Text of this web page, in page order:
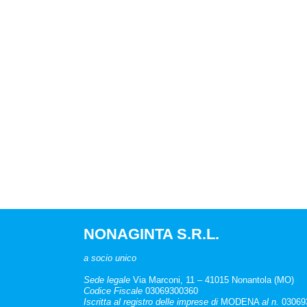
NONAGINTA S.R.L.
a socio unico
Sede legale Via Marconi, 11 – 41015 Nonantola (MO)
Codice Fiscale 03069300360
Iscritta al registro delle imprese di MODENA al n.